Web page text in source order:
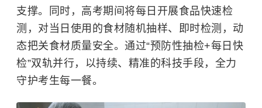
支撑。同时，高考期间将每日开展食品快速检
测，对当日使用的食材随机抽样、即时检测，动
态把关食材质量安全。通过“预防性抽检+每日快
检”双轨并行，以持续、精准的科技手段，全力
守护考生每一餐。